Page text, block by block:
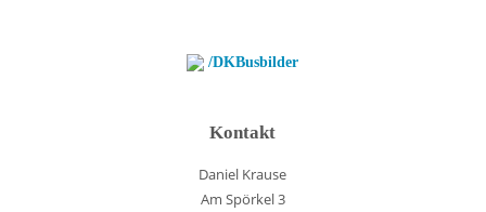
/DKBusbilder
Kontakt
Daniel Krause
Am Spörkel 3